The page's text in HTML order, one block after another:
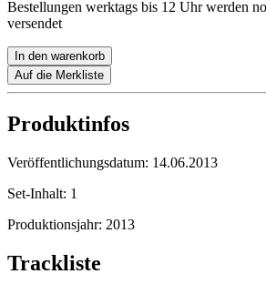
Bestellungen werktags bis 12 Uhr werden
versendet
In den warenkorb
Auf die Merkliste
Produktinfos
Veröffentlichungsdatum: 14.06.2013
Set-Inhalt: 1
Produktionsjahr: 2013
Trackliste